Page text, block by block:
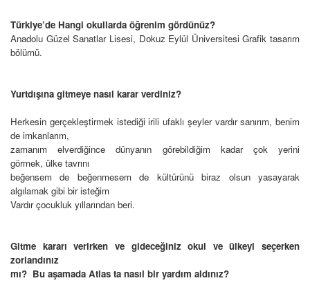
Türkiye’de Hangi okullarda öğrenim gördünüz?
Anadolu Güzel Sanatlar Lisesi, Dokuz Eylül Üniversitesi Grafik tasarım
bölümü.
Yurtdışına gitmeye nasıl karar verdiniz?
Herkesin gerçekleştirmek istediği irili ufaklı şeyler vardır sanırım, benim
de imkanlarım,
zamanım elverdiğince dünyanın görebildiğim kadar çok yerini
görmek, ülke tavrını
beğensem de beğenmesem de kültürünü biraz olsun yasayarak
algılamak gibi bir isteğim
Vardır çocukluk yıllarından beri.
Gitme kararı verirken ve gideceğiniz okul ve ülkeyi seçerken
zorlandınız
mı? Bu aşamada Atlas ta nasıl bir yardım aldınız?